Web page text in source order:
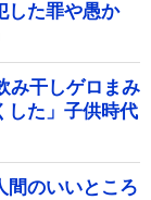
した罪や愚か
み干しゲロまみ
た」子供時代
間のいいところ